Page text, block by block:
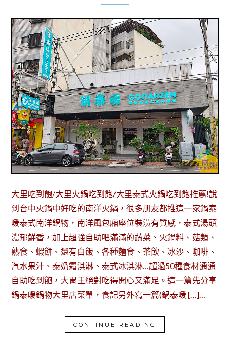
大里吃到飽/大里火鍋吃到飽/大里泰式火鍋吃到飽推薦!說
到台中火鍋中好吃的南洋火鍋，很多朋友都推這一家鍋泰
暖泰式南洋鍋物，南洋風包廂座位裝潢有質感，泰式湯頭
濃郁鮮香，加上超強自助吧滿滿的蔬菜、火鍋料、菇類、
熟食、蝦餅、還有白飯、各種麵食、茶飲、冰沙、咖啡、
汽水果汁、泰奶霜淇淋、泰式冰淇淋…超過50種食材通通
自助吃到飽，大胃王絕對吃得開心又滿足。這一篇先分享
鍋泰暖鍋物大里店菜單，食記另外寫一篇(鍋泰暖 […]…
CONTINUE READING